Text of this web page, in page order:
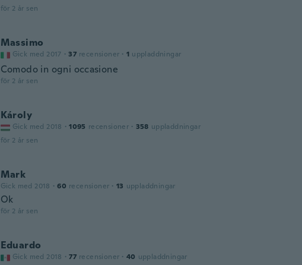
för 2 år sen
Massimo
Gick med 2017 · 37 recensioner · 1 uppladdningar
Comodo in ogni occasione
för 2 år sen
Károly
Gick med 2018 · 1095 recensioner · 358 uppladdningar
för 2 år sen
Mark
Gick med 2018 · 60 recensioner · 13 uppladdningar
Ok
för 2 år sen
Eduardo
Gick med 2018 · 77 recensioner · 40 uppladdningar